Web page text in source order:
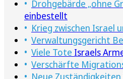
Drohgebärde „ohne
einbestellt
Krieg zwischen Israel
Verwaltungsgericht
Viele Tote Israels
Verschärfte